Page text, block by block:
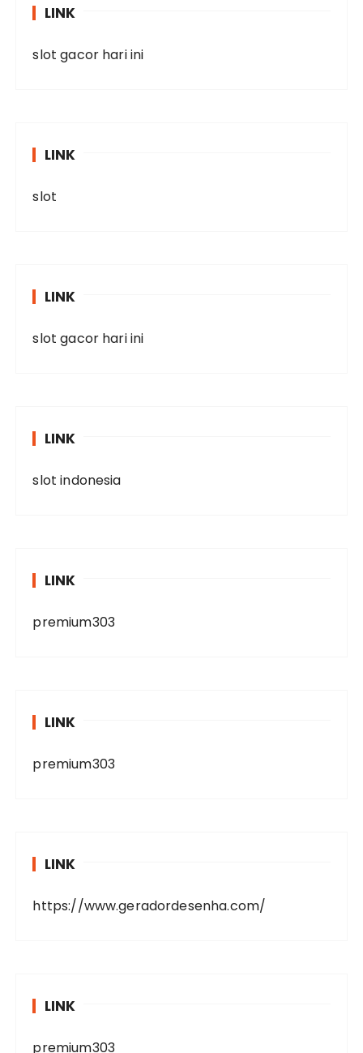
LINK
slot gacor hari ini
LINK
slot
LINK
slot gacor hari ini
LINK
slot indonesia
LINK
premium303
LINK
premium303
LINK
https://www.geradordesenha.com/
LINK
premium303